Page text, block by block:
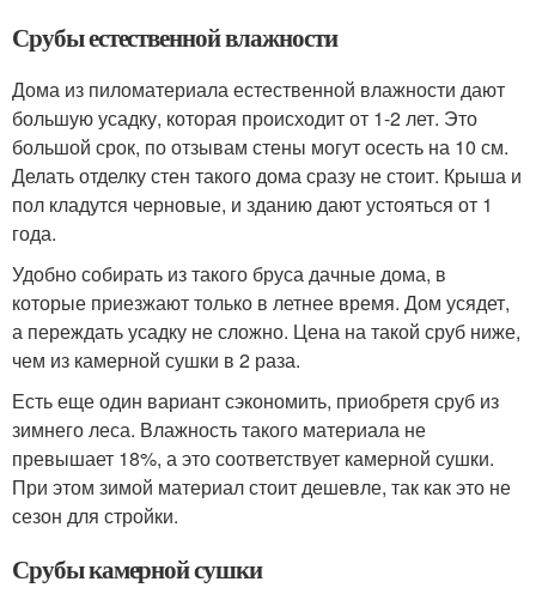
Срубы естественной влажности
Дома из пиломатериала естественной влажности дают
большую усадку, которая происходит от 1-2 лет. Это
большой срок, по отзывам стены могут осесть на 10 см.
Делать отделку стен такого дома сразу не стоит. Крыша и
пол кладутся черновые, и зданию дают устояться от 1
года.
Удобно собирать из такого бруса дачные дома, в
которые приезжают только в летнее время. Дом усядет,
а переждать усадку не сложно. Цена на такой сруб ниже,
чем из камерной сушки в 2 раза.
Есть еще один вариант сэкономить, приобретя сруб из
зимнего леса. Влажность такого материала не
превышает 18%, а это соответствует камерной сушки.
При этом зимой материал стоит дешевле, так как это не
сезон для стройки.
Срубы камерной сушки